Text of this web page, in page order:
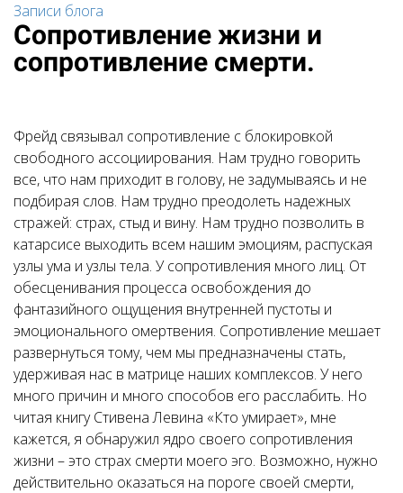
Записи блога
Сопротивление жизни и
сопротивление смерти.
Фрейд связывал сопротивление с блокировкой
свободного ассоциирования. Нам трудно говорить
все, что нам приходит в голову, не задумываясь и не
подбирая слов. Нам трудно преодолеть надежных
стражей: страх, стыд и вину. Нам трудно позволить в
катарсисе выходить всем нашим эмоциям, распуская
узлы ума и узлы тела. У сопротивления много лиц. От
обесценивания процесса освобождения до
фантазийного ощущения внутренней пустоты и
эмоционального омертвения. Сопротивление мешает
развернуться тому, чем мы предназначены стать,
удерживая нас в матрице наших комплексов. У него
много причин и много способов его расслабить. Но
читая книгу Стивена Левина «Кто умирает», мне
кажется, я обнаружил ядро своего сопротивления
жизни – это страх смерти моего эго. Возможно, нужно
действительно оказаться на пороге своей смерти,